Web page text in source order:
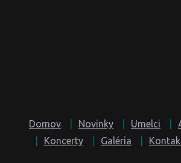
Domov Novinky Umelci
Koncerty
Galéria